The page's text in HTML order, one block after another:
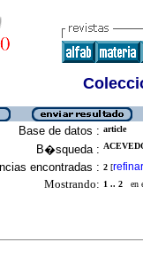
Base de datos : article
B�squeda :
encontradas : 2 [refinar
Mostrando: 1 .. 2 en